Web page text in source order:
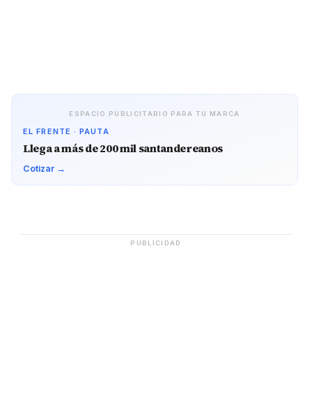
ESPACIO PUBLICITARIO PARA TU MARCA
EL FRENTE · PAUTA
Llega a más de 200 mil santandereanos
Cotizar →
PUBLICIDAD